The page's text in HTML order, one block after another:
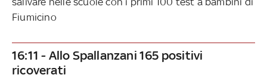
Fiumicino
16:11 - Allo Spallanzani 165 positivi
ricoverati